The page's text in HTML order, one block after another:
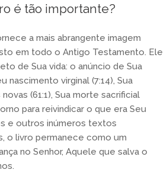
é tão importante?
a mais abrangente imagem
em todo o Antigo Testamento. Ele
de Sua vida: o anúncio de Sua
nascimento virginal (7:14), Sua
(61:1), Sua morte sacrificial
para reivindicar o que era Seu
e outros inúmeros textos
o livro permanece como um
no Senhor, Aquele que salva o